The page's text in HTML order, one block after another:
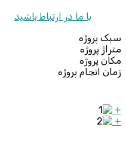
با ما در ارتباط باشید
سبک پروژه
متراژ پروژه
مکان پروژه
زمان انجام پروژه
+
+